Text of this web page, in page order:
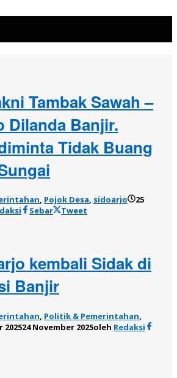
Tambak Sawah –
Dilanda Banjir.
Tidak Buang
, Pojok Desa, sidoarjo
25
Sebar
Tweet
kembali Sidak di
Banjir
Politik & Pemerintahan
202524 November 2025oleh Redaksi